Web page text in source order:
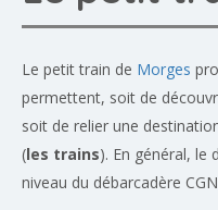
Le petit train de Morges
permettent, soit de
soit de relier une
(les trains). En général, le
niveau du débarcadère